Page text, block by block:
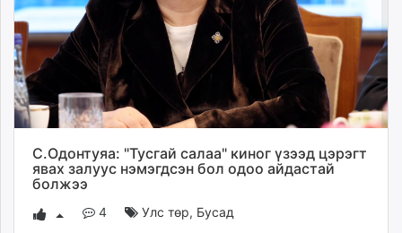
unuudur.mn
isee.mn
mglradio.com
fact.mn
itoim.mn
tumen.mn
shuum.mn
times.mn
tvmongolia.mn
mass.mn
С.Одонтуяа: "Тусгай салаа" киног үзээд цэрэгт
явах залуус нэмэгдсэн бол одоо айдастай
болжээ
4 Улс төр, Бусад